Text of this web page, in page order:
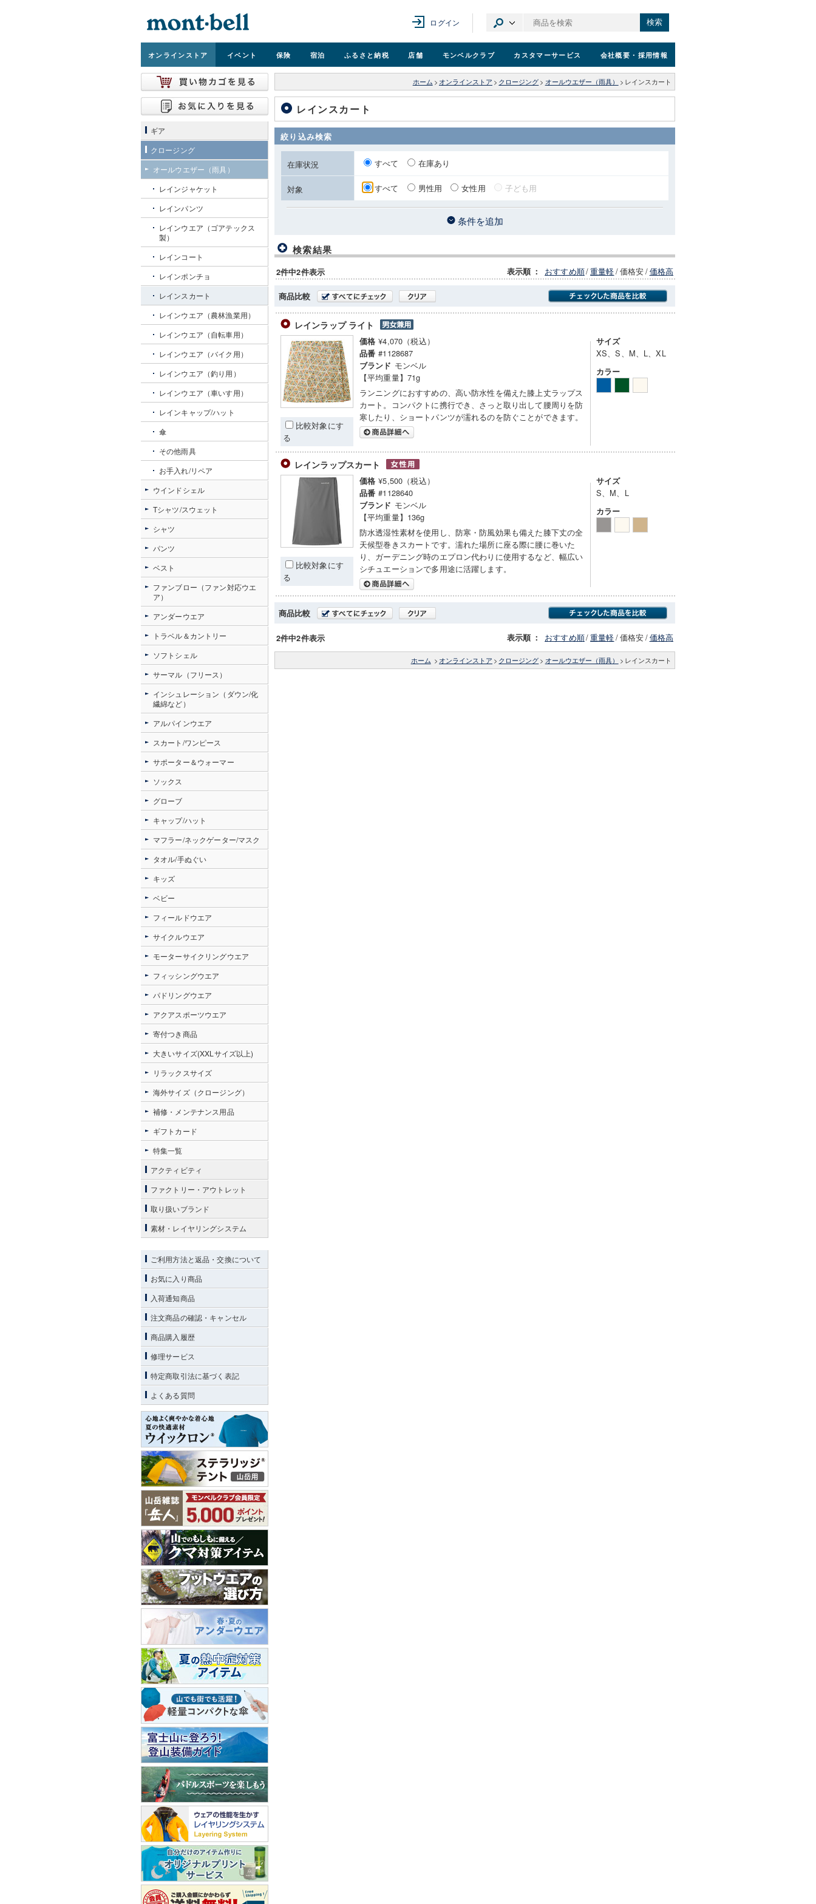
ログイン 検索
オンラインストア イベント 保険 宿泊 ふるさと納税 店舗 モンベルクラブ カスタマーサービス 会社概要 ・採用情報
ホーム > オンラインストア > クロージング > オールウエザー（雨具） > レインスカート
レインスカート
絞り込み検索
在庫状況 すべて 在庫あり
対象 すべて 男性用 女性用 子ども用
条件を追加
検索結果
2件中2件表示 表示順 ： おすすめ順/重量軽/価格安/価格高
商品比較
レインラップ ライト
比較対象にす
る
価格 ¥4,070（税込）
品番 #1128687
ブランド モンベル
【平均重量】71g
ランニングにおすすめの、高い防水性を備えた膝上丈ラップス
カート。コンパクトに携行でき、さっと取り出して腰周りを防
寒したり、ショートパンツが濡れるのを防ぐことができます。
サイズ
XS、S、M、L、XL
カラー
レインラップスカート
比較対象にす
る
価格 ¥5,500（税込）
品番 #1128640
ブランド モンベル
【平均重量】136g
防水透湿性素材を使用し、防寒・防風効果も備えた膝下丈の全
天候型巻きスカートです。濡れた場所に座る際に腰に巻いた
り、ガーデニング時のエプロン代わりに使用するなど、幅広い
シチュエーションで多用途に活躍します。
サイズ
S、M、L
カラー
商品比較
2件中2件表示 表示順 ： おすすめ順/重量軽/価格安/価格高
ホーム > オンラインストア > クロージング > オールウエザー（雨具） > レインスカート
ギア
クロージング
オールウエザー（雨具）
レインジャケット
レインパンツ
レインウエア（ゴアテックス
製）
レインコート
レインポンチョ
レインスカート
レインウエア（農林漁業用）
レインウエア（自転車用）
レインウエア（バイク用）
レインウエア（釣り用）
レインウエア（車いす用）
レインキャップ/ハット
傘
その他雨具
お手入れ/リペア
ウインドシェル
Tシャツ/スウェット
シャツ
パンツ
ベスト
ファンブロー（ファン対応ウエ
ア）
アンダーウエア
トラベル＆カントリー
ソフトシェル
サーマル（フリース）
インシュレーション（ダウン/化
繊綿など）
アルパインウエア
スカート/ワンピース
サポーター＆ウォーマー
ソックス
グローブ
キャップ/ハット
マフラー/ネックゲーター/マスク
タオル/手ぬぐい
キッズ
ベビー
フィールドウエア
サイクルウエア
モーターサイクリングウエア
フィッシングウエア
パドリングウエア
アクアスポーツウエア
寄付つき商品
大きいサイズ(XXLサイズ以上)
リラックスサイズ
海外サイズ（クロージング）
補修・メンテナンス用品
ギフトカード
特集一覧
アクティビティ
ファクトリー・アウトレット
取り扱いブランド
素材・レイヤリングシステム
ご利用方法と返品・交換について
お気に入り商品
入荷通知商品
注文商品の確認・キャンセル
商品購入履歴
修理サービス
特定商取引法に基づく表記
よくある質問